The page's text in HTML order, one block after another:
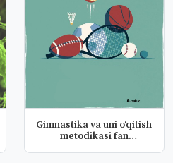
Gimnastika va uni o‘qitish
metodikasi fan